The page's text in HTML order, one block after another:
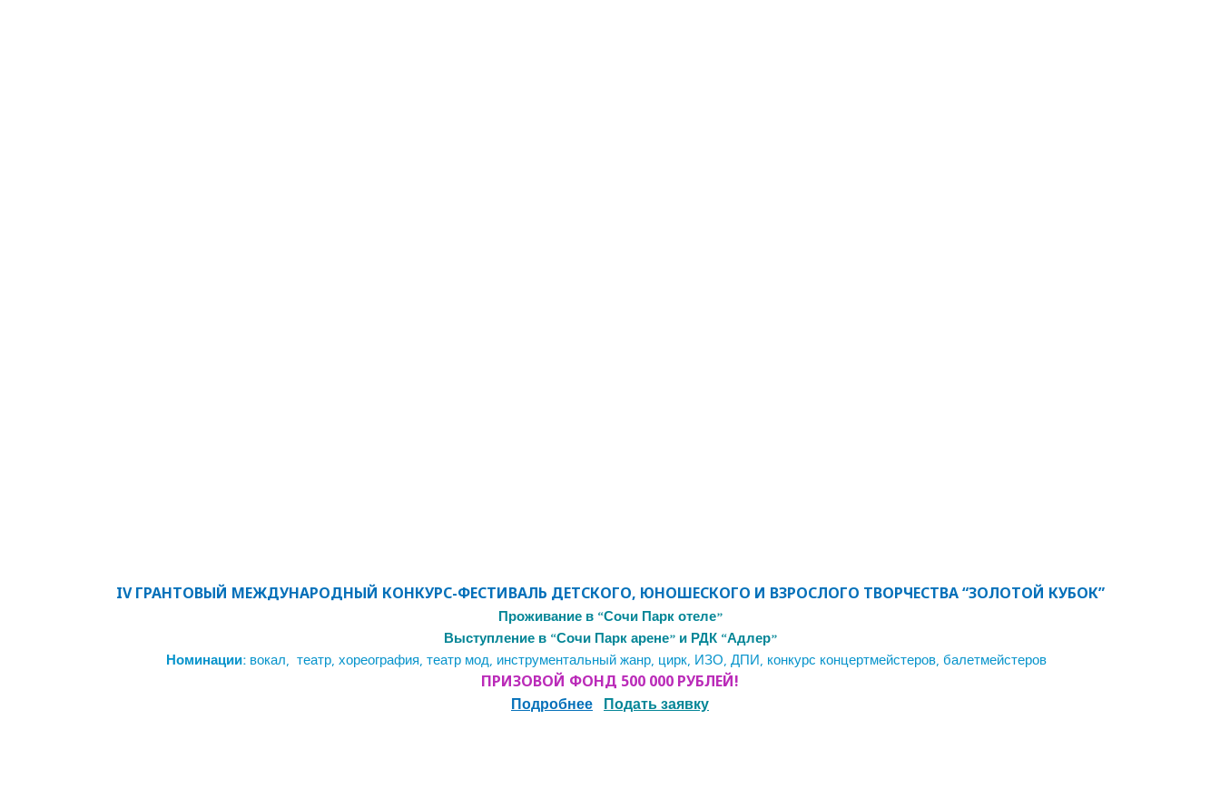
IV ГРАНТОВЫЙ МЕЖДУНАРОДНЫЙ КОНКУРС-ФЕСТИВАЛЬ ДЕТСКОГО, ЮНОШЕСКОГО И ВЗРОСЛОГО ТВОРЧЕСТВА “ЗОЛОТОЙ КУБОК”
Проживание в “Сочи Парк отеле”
Выступление в “Сочи Парк арене” и РДК “Адлер”
Номинации:вокал, театр, хореография, театр мод, инструментальный жанр, цирк, ИЗО, ДПИ, конкурс концертмейстеров, балетмейстеров
ПРИЗОВОЙ ФОНД 500 000 РУБЛЕЙ!
Подробнее Подать заявку